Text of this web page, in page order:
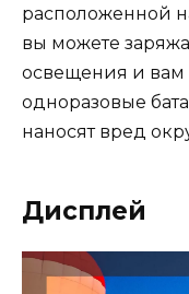
расположенной
вы можете
освещения и вам
одноразовые
наносят вред
Дисплей